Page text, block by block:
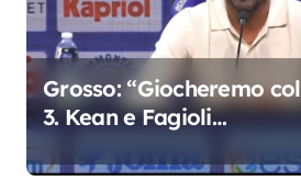
Grosso: “Giocheremo
3. Kean e Fagioli
colpo”